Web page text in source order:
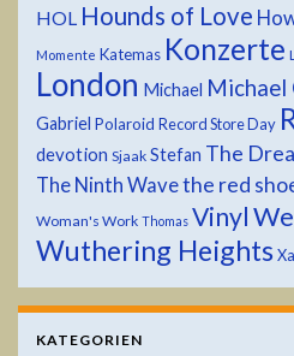
HOL Hounds of Love
Momente Katemas Konzerte
London Michael Michael
Gabriel Polaroid Record Store Day
devotion Sjaak Stefan The
The Ninth Wavethe red
Woman's Work Thomas Vinyl
Wuthering Heights
KATEGORIEN